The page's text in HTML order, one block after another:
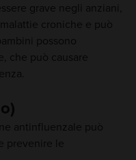
grave negli anziani,
croniche e può
possono
che può causare
antinfluenzale può
prevenire le